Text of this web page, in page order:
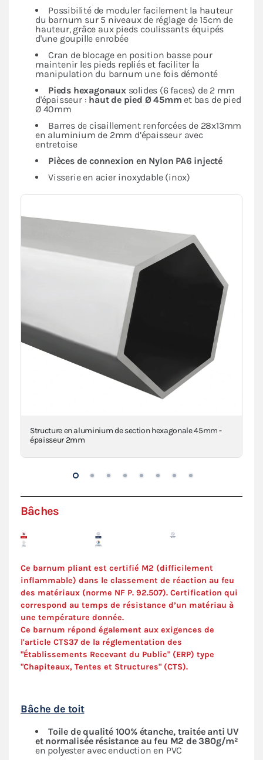
Possibilité de moduler facilement la hauteur
du barnum sur 5 niveaux de réglage de 15cm de
hauteur, grâce aux pieds coulissants équipés
d'une goupille enrobée
Cran de blocage en position basse pour
maintenir les pieds repliés et faciliter la
manipulation du barnum une fois démonté
Pieds hexagonauxsolides (6 faces) de 2 mm
d'épaisseur : haut de pied Ø 45mm et bas de pied
Ø 40mm
Barres de cisaillement renforcées de 28x13mm
en aluminium de 2mm d’épaisseur avec
entretoise
Pièces de connexion en Nylon PA6 injecté
Visserie en acier inoxydable (inox)
Structure en aluminium de section hexagonale 45mm -
épaisseur 2mm
Bâches
Ce barnum pliant est certifié M2 (difficilement
inflammable) dans le classement de réaction au feu
des matériaux (norme NF P. 92.507). Certification qui
correspond au temps de résistance d’un matériau à
une température donnée.
Ce barnum répond également aux exigences de
l'article CTS37 de la réglementation des
"Établissements Recevant du Public" (ERP) type
"Chapiteaux, Tentes et Structures" (CTS).
Bâche de toit
Toile de qualité 100% étanche, traitée anti UV
et normalisée résistance au feu M2 de 380g/m²
en polyester avec enduction en PVC